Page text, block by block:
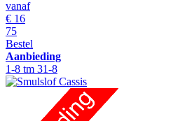
vanaf
€ 16
75
Bestel
Aanbieding
1-8 tm 31-8